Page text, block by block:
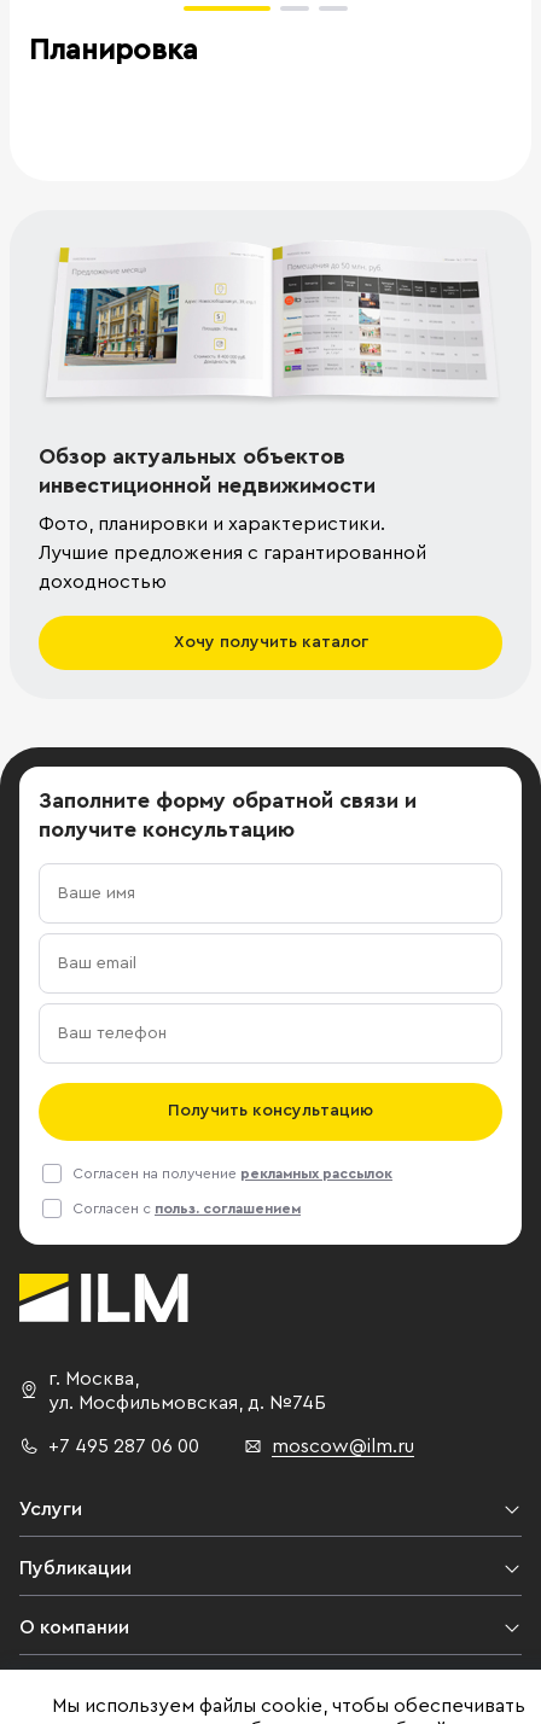
Планировка
Обзор актуальных объектов
инвестиционной недвижимости
Фото, планировки и характеристики.
Лучшие предложения с гарантированной
доходностью
Хочу получить каталог
Заполните форму обратной связи и
получите консультацию
Получить консультацию
Согласен на получение рекламных рассылок
Согласен с польз. соглашением
г. Москва
ул. Мосфильмовская,
д. №74Б
+7 495 287 06 00 moscow@ilm.ru
Услуги
Публикации
О компании
Мы используем файлы cookie, чтобы обеспечивать